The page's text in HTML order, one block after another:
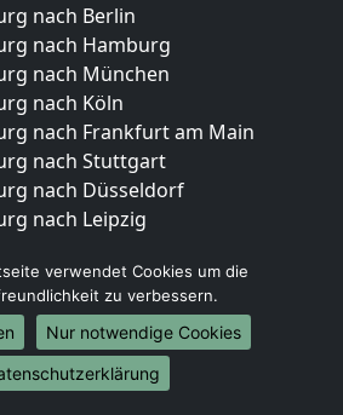
nach Berlin
nach Hamburg
nach München
nach Köln
nach Frankfurt am Main
nach Stuttgart
nach Düsseldorf
nach Leipzig
nach Essen
nach Bremen
nach Dresden
nach Hannover
nach Nürnberg
verwendet Cookies um die
zu verbessern.
Nur notwendige Cookies